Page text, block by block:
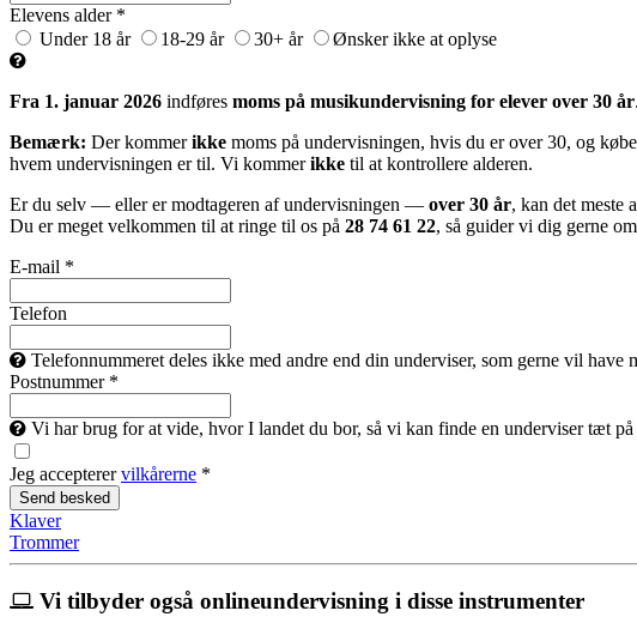
Elevens alder *
Under 18 år
18-29 år 30+ år Ønsker ikke at oplyse
Fra 1. januar 2026 indføres moms på musikundervisning for elever over 30 år.
Bemærk: Der kommerikke moms på undervisningen, hvis du er over 30, og
hvem undervisningen er til. Vi kommerikke til at kontrollere alderen.
Er du selv — eller er modtageren af undervisningen — over 30 år, kan det meste
Du er meget velkommen til at ringe til os på 28 74 61 22, så guider vi dig gerne
E-mail *
Telefon
Telefonnummeret deles ikke med andre end din underviser, som gerne vil
Postnummer *
Vi har brug for at vide, hvor I landet du bor, så vi kan finde en underviser tæt
Jeg accepterervilkårerne *
Klaver
Trommer
Vi tilbyder også onlineundervisning i disse instrumenter